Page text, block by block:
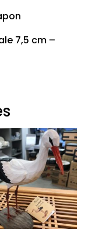
7,5 cm –